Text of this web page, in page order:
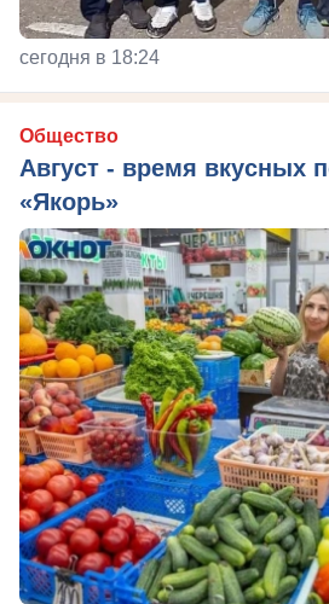
сегодня в 18:24
Общество
Август - время вкусных
«Якорь»